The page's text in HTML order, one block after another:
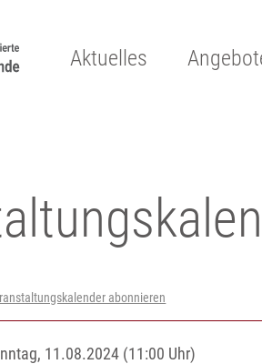
Aktuelles
abonnieren
11.08.2024 (11:00 Uhr)